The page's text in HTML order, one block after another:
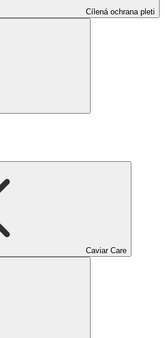
Cílená ochrana pleti
Caviar Care